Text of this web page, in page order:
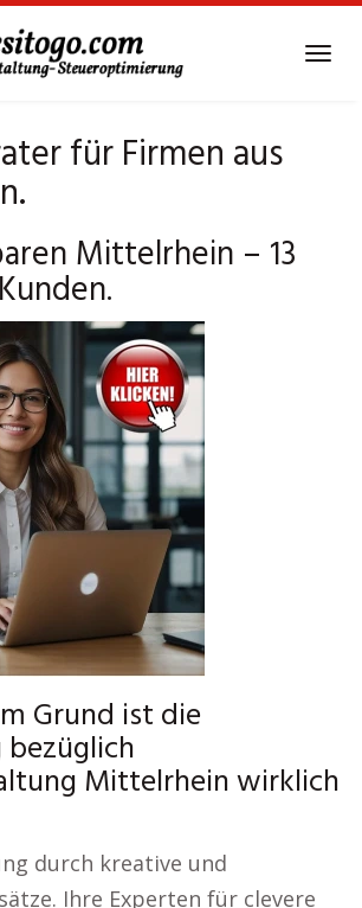
für Firmen aus
Mittelrhein – 13
Grund ist die
Mittelrhein wirklich
durch kreative und
Ihre Experten für clevere